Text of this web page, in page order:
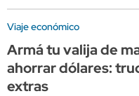
Viaje económico
Armá tu valija de
ahorrar dólares:
extras